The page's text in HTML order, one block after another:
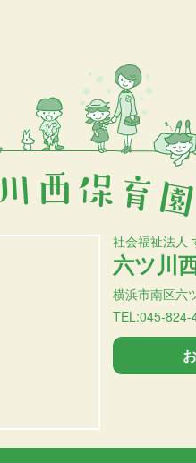
社会福祉法人
六ツ川
横浜市南区六
TEL:045-824-